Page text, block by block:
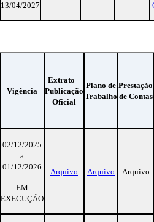
13/04/2027
Vigência
Extrato –
Publicação
Oficial
Plano de
Trabalho
Prestação
de Contas
02/12/2025
a
01/12/2026
EM
EXECUÇÃO
Arquivo Arquivo Arquivo